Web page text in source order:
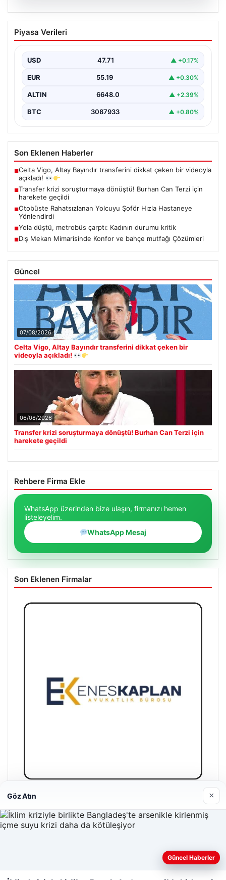
06.08.2026
Transfer krizi soruşturmaya dönüştü!
Burhan Can Terzi için harekete geçildi
Piyasa Verileri
USD 47.71 ▲ +0.17%
EUR 55.19 ▲ +0.30%
ALTIN 6648.0 ▲ +2.39%
BTC 3087933 ▲ +0.80%
Son Eklenen Haberler
■Celta Vigo, Altay Bayındır transferini dikkat çeken bir videoyla
açıkladı!
■Transfer krizi soruşturmaya dönüştü! Burhan Can Terzi için
harekete geçildi
■Otobüste Rahatsızlanan Yolcuyu Şoför Hızla Hastaneye
Yönlendirdi
■Yola düştü, metrobüs çarptı: Kadının durumu kritik
■Dış Mekan Mimarisinde Konfor ve bahçe mutfağı Çözümleri
Güncel
07/08/2026
Celta Vigo, Altay Bayındır transferini dikkat çeken bir
videoyla açıkladı!
06/08/2026
Transfer krizi soruşturmaya dönüştü! Burhan Can Terzi için
harekete geçildi
Rehbere Firma Ekle
WhatsApp üzerinden bize ulaşın, firmanızı hemen
listeleyelim.
WhatsApp Mesaj
Son Eklenen Firmalar
Enes Kaplan Avukatlık Bürosu
28/04/2026
Web sitemizi nasıl kullandığınızı daha iyi anlayabilmek,
Göz Atın ×
Güncel Haberler